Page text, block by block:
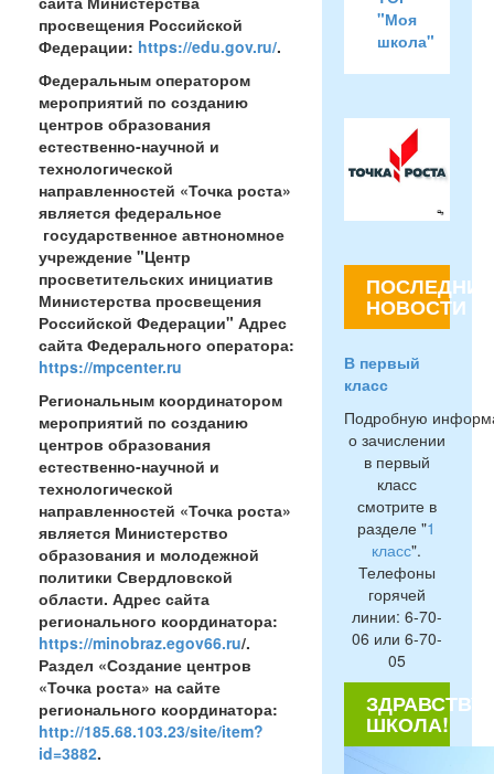
просвещения Российской
Федерации: https://edu.gov.ru/.
Федеральным оператором
мероприятий по созданию
центров образования
естественно-научной и
технологической
направленностей «Точка роста»
является федеральное
государственное автнономное
учреждение "Центр
просветительских инициатив
Министерства просвещения
Российской Федерации" Адрес
сайта Федерального оператора:
https://mpcenter.ru
Региональным координатором
мероприятий по созданию
центров образования
естественно-научной и
технологической
направленностей «Точка роста»
является Министерство
образования и молодежной
политики Свердловской
области. Адрес сайта
регионального координатора:
https://minobraz.egov66.ru/.
Раздел «Создание центров
«Точка роста» на сайте
регионального координатора:
http://185.68.103.23/site/item?
id=3882.
"Моя
школа"
ПОСЛЕДНИЕ
НОВОСТИ
В первый
класс
Подробную
о зачислении
в первый
класс
смотрите в
разделе "1
класс".
Телефоны
горячей
линии: 6-70-
06 или 6-70-
05
ШКОЛА!